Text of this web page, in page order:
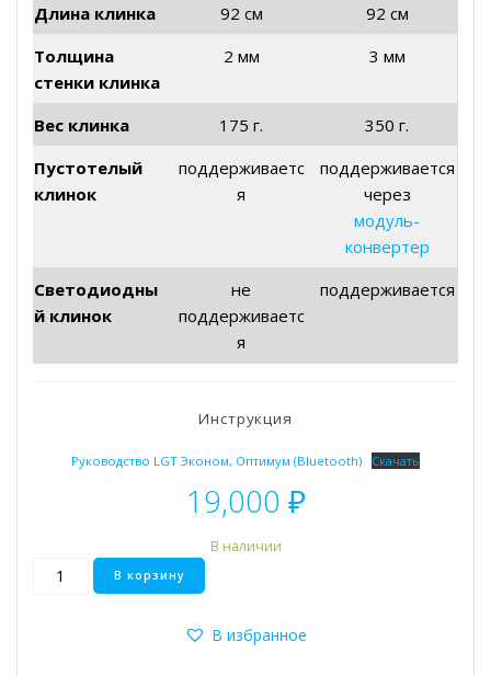
Длина клинка
92 см
92 см
Толщина
стенки клинка
2 мм 3 мм
Вес клинка 175 г.
350 г.
Пустотелый
клинок
поддерживаетс
я
поддерживается
через
модуль-
конвертер
Светодиодны
й клинок
не
поддерживаетс
я
поддерживается
Инструкция
Руководство LGT Эконом, Оптимум (Bluetooth) Скачать
19,000 ₽
В наличии
Количество
товара
В корзину
В избранное